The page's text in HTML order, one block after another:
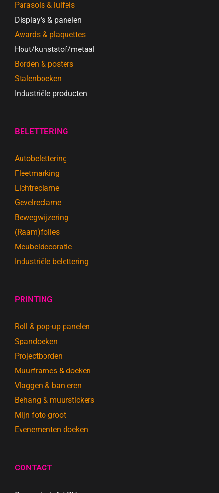
Parasols & luifels
Display’s & panelen
Awards & plaquettes
Hout/kunststof/metaal
Borden & posters
Stalenboeken
Industriële producten
BELETTERING
Autobelettering
Fleetmarking
Lichtreclame
Gevelreclame
Bewegwijzering
(Raam)folies
Meubeldecoratie
Industriële belettering
PRINTING
Roll & pop-up panelen
Spandoeken
Projectborden
Muurframes & doeken
Vlaggen & banieren
Behang & muurstickers
Mijn foto groot
Evenementen doeken
CONTACT